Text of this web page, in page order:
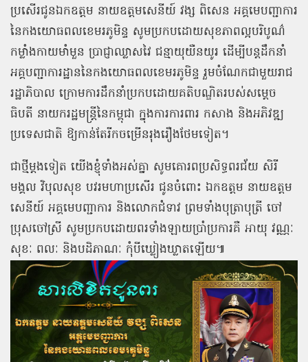
ប្រសើរជូនឯកឧត្ដម នាយឧត្ដមសេនីយ៍ វង្ស ពិសេន អគ្គមេបញ្ជាការ
នៃកងយោធពលខេមរភូមិន្ទ សូមប្រកបដោយសុខភាពល្អបរិបូណ៌
កម្លាំងកាយមាំមួន ប្រាជ្ញាឈ្លាសវៃ ជន្មាយុយឺនយូរ ដើម្បីបន្តដឹកនាំ
អគ្គបញ្ជាការដ្ឋាននៃកងយោធពលខេមរភូមិន្ទ រួមចំណែកជាមួយរាជ
រដ្ឋាភិបាល ក្រោមការដឹកនាំប្រកបដោយគតិបណ្ឌិតរបស់សម្ដេច
ធិបតី នាយករដ្ឋមន្ត្រីនៃកម្ពុជា ក្នុងការការពារ កសាង និងអភិវឌ្ឍ
ប្រទេសជាតិ ឱ្យកាន់តែរីកចម្រើនរុងរឿងថែមទៀត។
ជាថ្មីម្ដងទៀត យើងខ្ញុំទាំងអស់គ្នា សូមគោរពប្រសិទ្ធពរជ័យ សិរី
មង្គល វិបុលសុខ បវរមហាប្រសើរ ជូនចំពោះ ឯកឧត្ដម នាយឧត្ដម
សេនីយ៍ អគ្គមេបញ្ជាការ និងលោកជំទាវ ព្រមទាំងបុត្រាបុត្រី ចៅ
ប្រុសចៅស្រី សូមប្រកបដោយពរទាំងឡាយប្រាំប្រការគឺ អាយុ វណ្ណៈ
សុខៈ ពលៈ និងបដិភាណៈ កុំបីឃ្លៀងឃ្លាតឡើយ៕